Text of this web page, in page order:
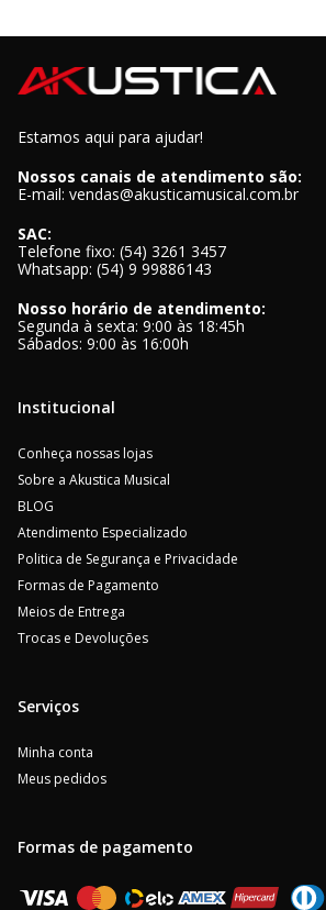
Estamos aqui para ajudar!
Nossos canais de atendimento são:
E-mail: vendas@akusticamusical.com.br
SAC:
Telefone fixo: (54) 3261 3457
Whatsapp: (54) 9 99886143
Nosso horário de atendimento:
Segunda à sexta: 9:00 às 18:45h
Sábados: 9:00 às 16:00h
Institucional
Conheça nossas lojas
Sobre a Akustica Musical
BLOG
Atendimento Especializado
Politica de Segurança e Privacidade
Formas de Pagamento
Meios de Entrega
Trocas e Devoluções
Serviços
Minha conta
Meus pedidos
Formas de pagamento